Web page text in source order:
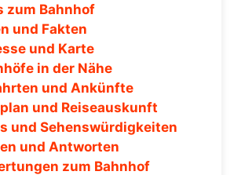
zum Bahnhof
und Fakten
und Karte
in der Nähe
und Ankünfte
und Reiseauskunft
und Sehenswürdigkeiten
und Antworten
zum Bahnhof